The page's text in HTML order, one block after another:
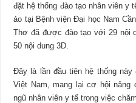
đặt hệ thống đào tạo nhân viên y
ảo tại Bệnh viện Đại học Nam
Thơ đã được đào tạo với 29 nội
50 nội dung 3D.
Đây là lần đầu tiên hệ thống
Việt Nam, mang lại cơ hội
ngũ nhân viên y tế trong việc